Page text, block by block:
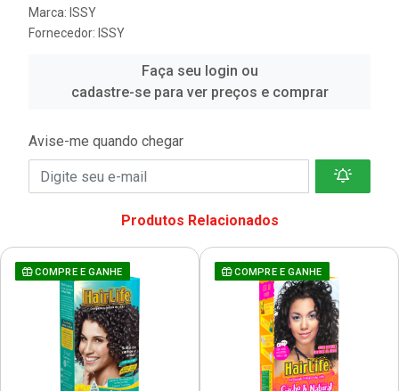
Marca: ISSY
Fornecedor: ISSY
Faça seu login ou
cadastre-se para ver preços e comprar
Avise-me quando chegar
Produtos Relacionados
COMPRE E GANHE COMPRE E GANHE